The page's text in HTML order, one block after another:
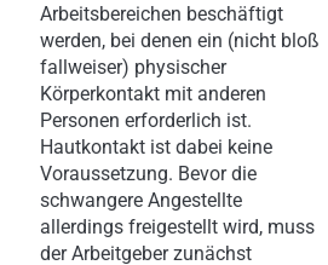
Arbeitsbereichen beschäftigt
werden, bei denen ein (nicht bloß
fallweiser) physischer
Körperkontakt mit anderen
Personen erforderlich ist.
Hautkontakt ist dabei keine
Voraussetzung. Bevor die
schwangere Angestellte
allerdings freigestellt wird, muss
der Arbeitgeber zunächst